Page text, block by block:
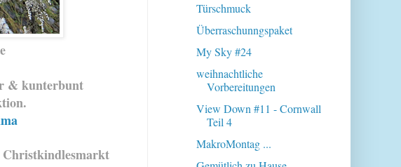
& kunterbunt
Türschmuck
Überraschunngspaket
My Sky #24
weihnachtliche
Vorbereitungen
View Down #11 - Cornwall
Teil 4
MakroMontag ...